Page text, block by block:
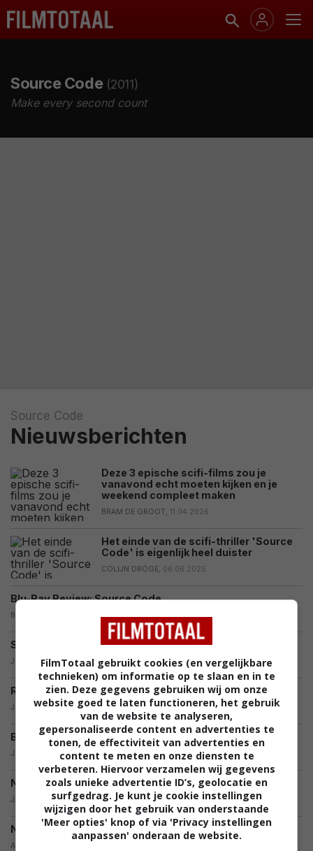
Source Code (2011)
Make every second count
Source Code
Nieuwsberichten
Deze 3 epische scifi-films zou je
vanavond echt moeten kijken en je
weekend compleet maken
BRAM DE GROOT, 11.04.2026
Het einde van de scifi-thriller 'Source
Code' is eigenlijk heel duister
COLIJN DRÖGE, 06.06.2025
Blu-Ray Review: Source Code
BRAM DE GROOT, 04.12.2011
Source Code krijgt een spin-off op televisie
JEFFREY ,16.09.2011
Regisseur Duncan Jones over Mute
JIM PEDD,12.04.2011
Bekijk de eerste vijf minuten van Source Code
JIM PEDD, 15.03.2011
Nieuwe poster sci-fi Source Code
JAN-PETER ROOK,07.03.2011
Nieuwe trailer Source Code!
ARMAN AVSAROGLU,
FilmTotaal gebruikt cookies (en vergelijkbare
technieken) om informatie op te slaan en in te
zien. Deze gegevens gebruiken wij om onze
website goed te laten functioneren, het gebruik
van de website te analyseren,
gepersonaliseerde content en advertenties te
tonen, de effectiviteit van advertenties en
content te meten en onze diensten te
verbeteren. Hiervoor verzamelen wij gegevens
zoals unieke advertentie ID’s, geolocatie en
surfgedrag. Je kunt je cookie instellingen
wijzigen door het gebruik van onderstaande
'Meer opties' knop of via 'Privacy instellingen
aanpassen' onderaan de website.